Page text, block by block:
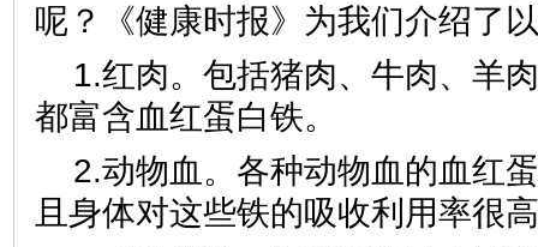
呢？《健康时报》为我们介绍了
1.红肉。包括猪肉、牛肉、羊
都富含血红蛋白铁。
2.动物血。各种动物血的血红
且身体对这些铁的吸收利用率很